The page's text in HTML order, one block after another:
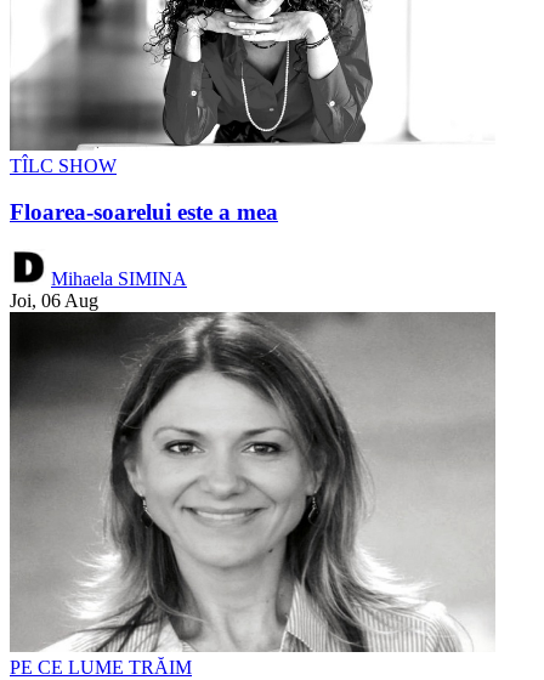
TÎLC SHOW
Floarea-soarelui este a mea
Mihaela SIMINA
Joi, 06 Aug
PE CE LUME TRĂIM